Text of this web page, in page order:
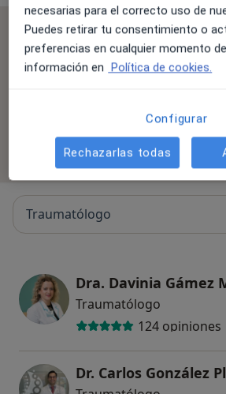
Se aceptan aseguradoras
La cobertura varía en función del
Filtrar por
Traumatólogo
Dra. Davinia Gámez
Traumatólogo
124 opiniones
Dr. Carlos González
necesarias para el correcto uso de
Puedes retirar tu consentimiento o
preferencias en cualquier momento
información en Política de cookies.
Configurar
Rechazarlas todas